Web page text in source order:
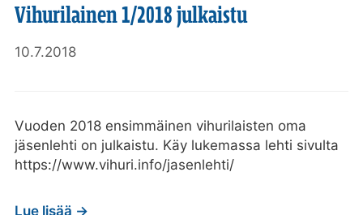
Vihurilainen 1/2018 julkaistu
10.7.2018
Vuoden 2018 ensimmäinen vihurilaisten oma
jäsenlehti on julkaistu. Käy lukemassa lehti sivulta
https://www.vihuri.info/jasenlehti/
Lue lisää →